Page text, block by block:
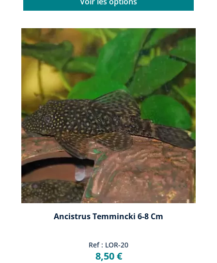
Ancistrus Temmincki 6-8 Cm
Ref : LOR-20
8,50 €